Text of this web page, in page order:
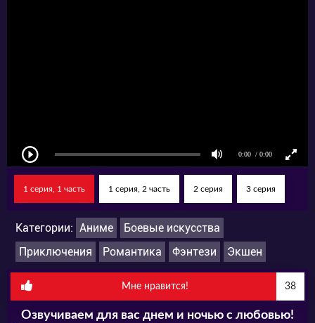
1 серия, 1 часть 1 серия, 2 часть 2 серия 3 серия
Категории: Аниме
Боевые искусства
Приключения
Романтика Фэнтези Экшен
Мне нравится! 38
Озвучиваем для вас днем и ночью с любовью!